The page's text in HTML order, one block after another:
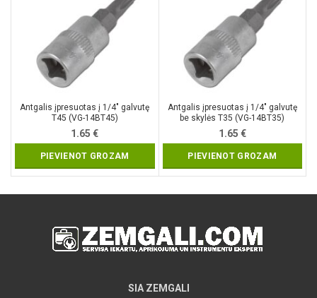
Antgalis įpresuotas į 1/4″ galvutę
T45 (VG-14BT45)
1.65€
PIEVIENOT GROZAM
Antgalis įpresuotas į 1/4″ galvutę
be skylės T35 (VG-14BT35)
1.65 €
PIEVIENOT GROZAM
SIA ZEMGALI